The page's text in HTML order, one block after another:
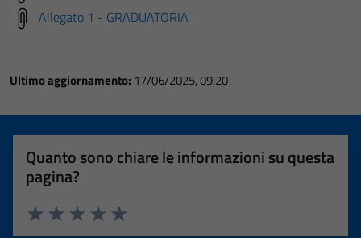
Allegato 1 - GRADUATORIA
Ultimo aggiornamento: 17/06/2025, 09:20
Quanto sono chiare le informazioni su questa
pagina?
Valuta 5 stelle su 5
Valuta 4 stelle su 5
Valuta 3 stelle su 5
Valuta 2 stelle su 5
Valuta 1 stelle su 5